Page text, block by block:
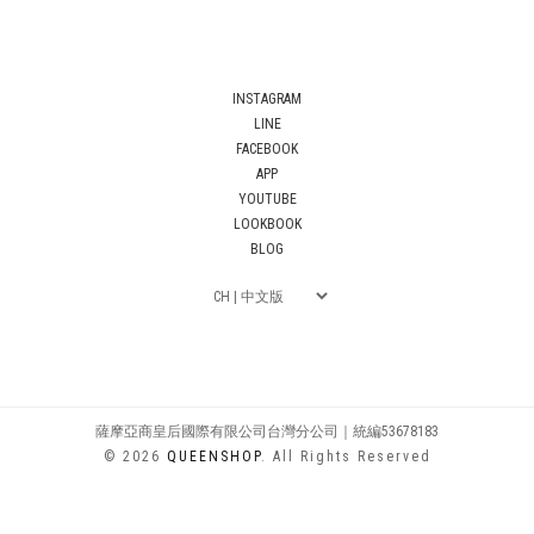
INSTAGRAM
LINE
FACEBOOK
APP
YOUTUBE
LOOKBOOK
BLOG
薩摩亞商皇后國際有限公司台灣分公司｜統編53678183
© 2026 QUEENSHOP. All Rights Reserved